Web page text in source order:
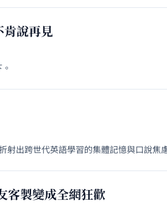
肯說再見
射出跨世代英語學習的集體記憶與口說焦
客製變成全網狂歡